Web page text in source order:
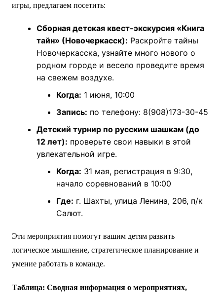
игры, предлагаем посетить:
Сборная детская квест-экскурсия «Книга
тайн» (Новочеркасск): Раскройте тайны
Новочеркасска, узнайте много нового о
родном городе и весело проведите время
на свежем воздухе.
Когда: 1 июня, 10:00
Запись: по телефону: 8(908)173-30-45
Детский турнир по русским шашкам (до
12 лет): проверьте свои навыки в этой
увлекательной игре.
Когда: 31 мая, регистрация в 9:30,
начало соревнований в 10:00
Где: г. Шахты, улица Ленина, 206, п/к
Салют.
Эти мероприятия помогут вашим детям развить
логическое мышление, стратегическое планирование и
умение работать в команде.
Таблица: Сводная информация о мероприятиях,